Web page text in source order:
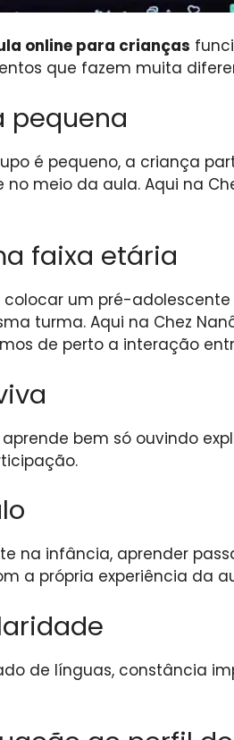
online para crianças
que fazem muita
pequena
é pequeno, a criança
no meio da aula. Aqui na
faixa etária
um pré-adolescente
turma. Aqui na Chez
de perto a interação
bem só ouvindo
na infância, aprender
a própria experiência da
de línguas, constância